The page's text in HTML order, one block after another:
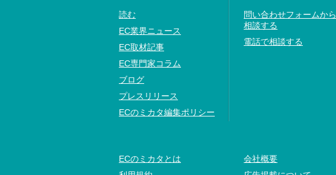
読む
EC業界ニュース
EC取材記事
EC専門家コラム
ブログ
プレスリリース
ECのミカタ編集ポリシー
問い合わせフォームから
相談する
電話で相談する
ECのミカタとは
会社概要